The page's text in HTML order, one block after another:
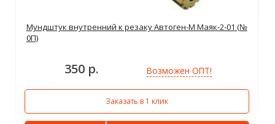
Мундштук внутренний к резаку Автоген-М Маяк-2-01 (№
0П)
350 р. Возможен ОПТ!
Заказать в 1 клик